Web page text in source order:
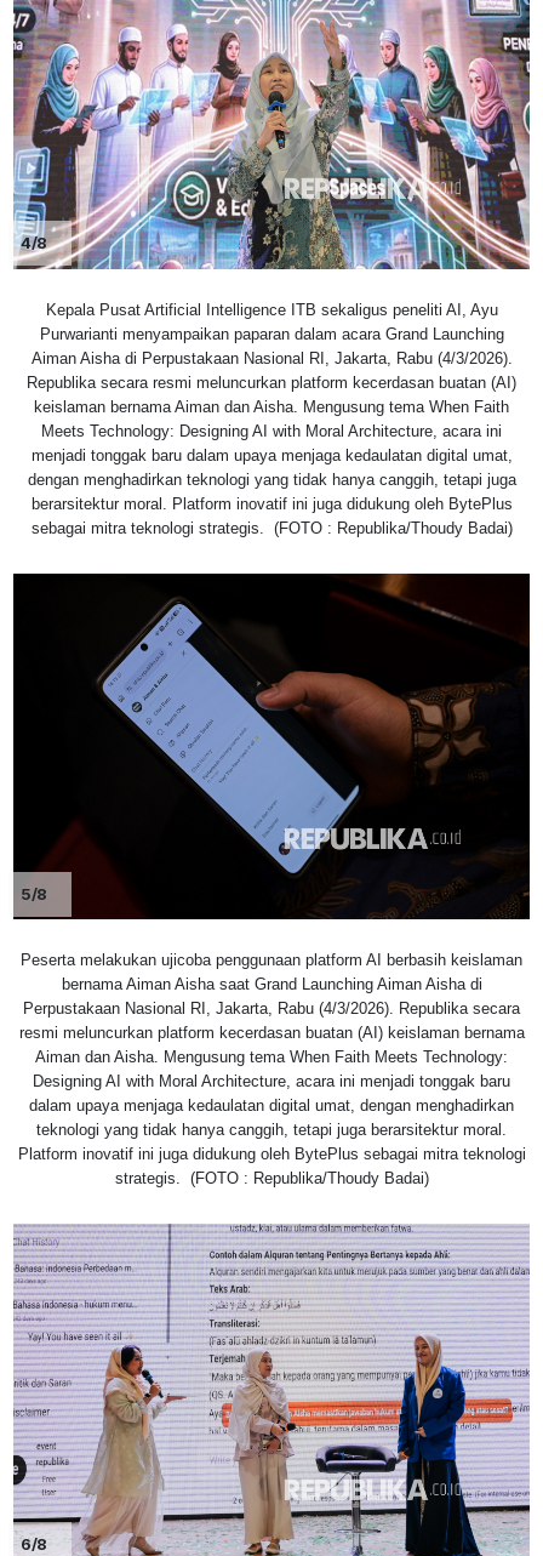
4/8
Kepala Pusat Artificial Intelligence ITB sekaligus peneliti AI, Ayu
Purwarianti menyampaikan paparan dalam acara Grand Launching
Aiman Aisha di Perpustakaan Nasional RI, Jakarta, Rabu (4/3/2026).
Republika secara resmi meluncurkan platform kecerdasan buatan (AI)
keislaman bernama Aiman dan Aisha. Mengusung tema When Faith
Meets Technology: Designing AI with Moral Architecture, acara ini
menjadi tonggak baru dalam upaya menjaga kedaulatan digital umat,
dengan menghadirkan teknologi yang tidak hanya canggih, tetapi juga
berarsitektur moral. Platform inovatif ini juga didukung oleh BytePlus
sebagai mitra teknologi strategis. (FOTO : Republika/Thoudy Badai)
5/8
Peserta melakukan ujicoba penggunaan platform AI berbasih keislaman
bernama Aiman Aisha saat Grand Launching Aiman Aisha di
Perpustakaan Nasional RI, Jakarta, Rabu (4/3/2026). Republika secara
resmi meluncurkan platform kecerdasan buatan (AI) keislaman bernama
Aiman dan Aisha. Mengusung tema When Faith Meets Technology:
Designing AI with Moral Architecture, acara ini menjadi tonggak baru
dalam upaya menjaga kedaulatan digital umat, dengan menghadirkan
teknologi yang tidak hanya canggih, tetapi juga berarsitektur moral.
Platform inovatif ini juga didukung oleh BytePlus sebagai mitra teknologi
strategis. (FOTO : Republika/Thoudy Badai)
6/8